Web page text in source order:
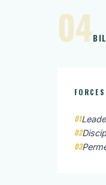
04
FORCES
01
02
03